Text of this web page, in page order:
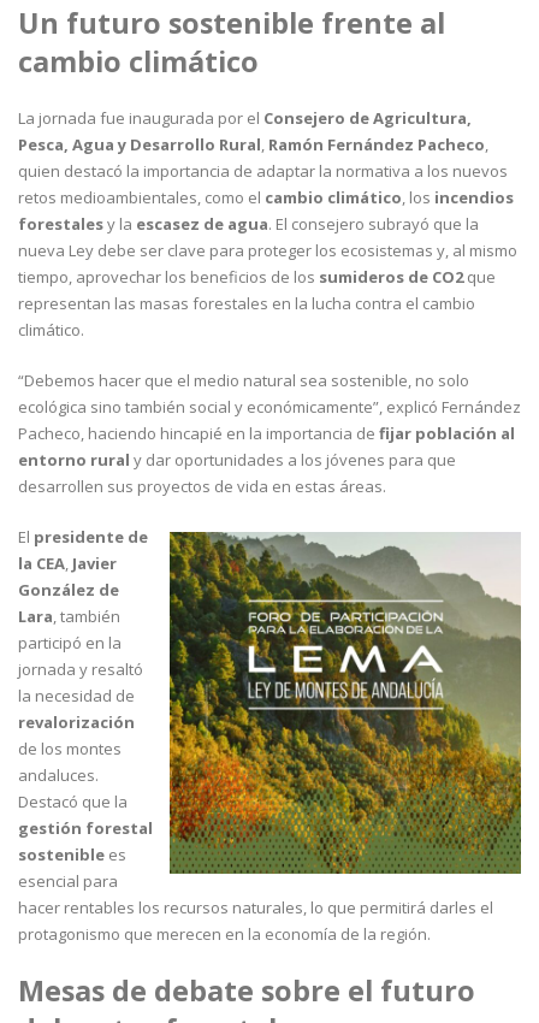
Un futuro sostenible frente al
cambio climático
La jornada fue inaugurada por el Consejero de Agricultura,
Pesca, Agua y Desarrollo Rural, Ramón Fernández Pacheco,
quien destacó la importancia de adaptar la normativa a los nuevos
retos medioambientales, como el cambio climático, los incendios
forestalesy la escasez de agua. El consejero subrayó que la
nueva Ley debe ser clave para proteger los ecosistemas y, al mismo
tiempo, aprovechar los beneficios de los sumideros de CO2que
representan las masas forestales en la lucha contra el cambio
climático.
“Debemos hacer que el medio natural sea sostenible, no solo
ecológica sino también social y económicamente”, explicó Fernández
Pacheco, haciendo hincapié en la importancia de fijar población al
entorno rural y dar oportunidades a los jóvenes para que
desarrollen sus proyectos de vida en estas áreas.
El presidente de
la CEA, Javier
González de
Lara, también
participó en la
jornada y resaltó
la necesidad de
revalorización
de los montes
andaluces.
Destacó que la
gestión forestal
sostenible es
esencial para
hacer rentables los recursos naturales, lo que permitirá darles el
protagonismo que merecen en la economía de la región.
Mesas de debate sobre el futuro